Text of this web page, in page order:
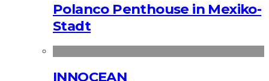
Polanco Penthouse in Mexiko-
Stadt
INNOCEAN